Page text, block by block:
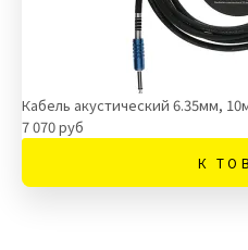
Кабель акустический 6.35мм,
7 070 руб
К